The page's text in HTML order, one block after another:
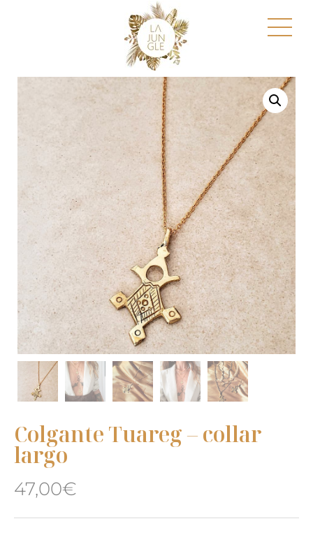
Colgante Tuareg – collar
largo
47,00€